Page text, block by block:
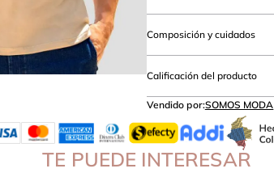
Composición y cuidados
Calificación del producto
Vendido por:SOMOS MODA
TE PUEDE INTERESAR